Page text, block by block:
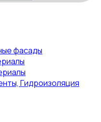
фасады
Гидроизоляция